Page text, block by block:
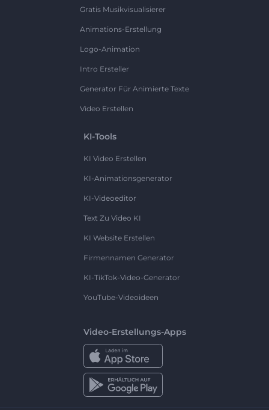
Gratis Musikvisualisierer
Animations-Erstellung
Logo-Animation
Intro Ersteller
Generator Für Animierte Texte
Video Erstellen
KI-Tools
KI Video Erstellen
KI-Animationsgenerator
KI-Videoeditor
Text Zu Video KI
KI Website Erstellen
Firmennamen Generator
KI-TikTok-Video-Generator
YouTube-Videoideen
Video-Erstellungs-Apps